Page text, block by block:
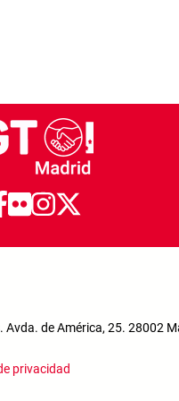
de América, 25. 28002
privacidad